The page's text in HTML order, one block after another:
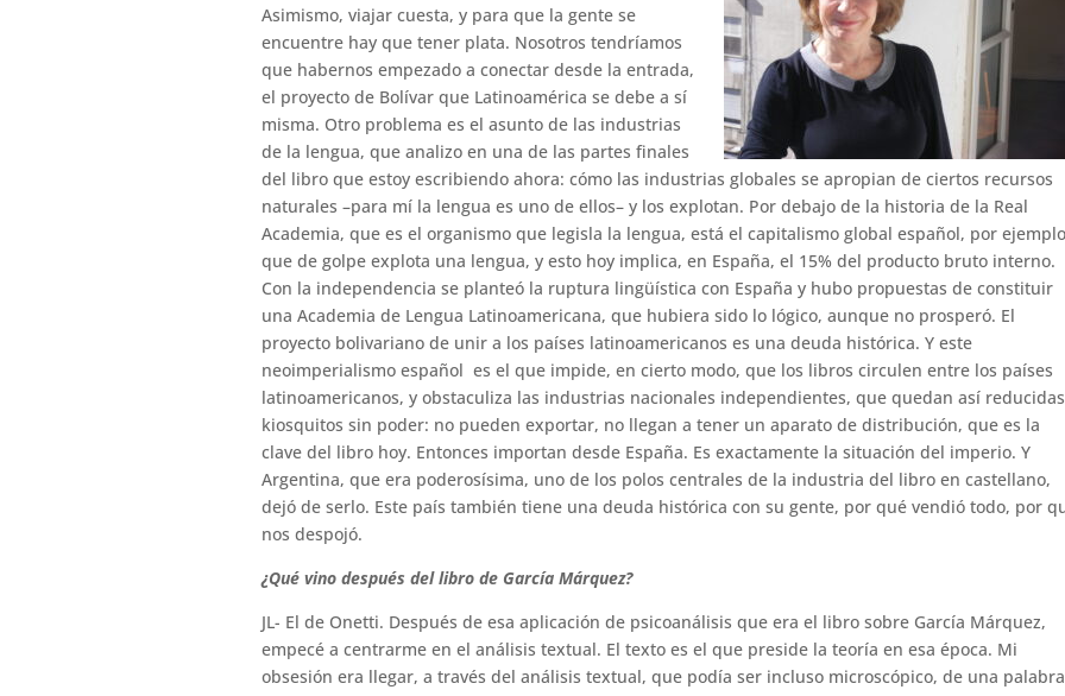
Asimismo, viajar cuesta, y para que la gente se
encuentre hay que tener plata. Nosotros tendríamos
que habernos empezado a conectar desde la entrada,
el proyecto de Bolívar que Latinoamérica se debe a sí
misma. Otro problema es el asunto de las industrias
de la lengua, que analizo en una de las partes finales
del libro que estoy escribiendo ahora: cómo las industrias globales se apropian de ciertos recursos
naturales –para mí la lengua es uno de ellos– y los explotan. Por debajo de la historia de la Real
Academia, que es el organismo que legisla la lengua, está el capitalismo global español, por
que de golpe explota una lengua, y esto hoy implica, en España, el 15% del producto bruto interno.
Con la independencia se planteó la ruptura lingüística con España y hubo propuestas de constituir
una Academia de Lengua Latinoamericana, que hubiera sido lo lógico, aunque no prosperó. El
proyecto bolivariano de unir a los países latinoamericanos es una deuda histórica. Y este
neoimperialismo español es el que impide, en cierto modo, que los libros circulen entre los países
latinoamericanos, y obstaculiza las industrias nacionales independientes, que quedan así
kiosquitos sin poder: no pueden exportar, no llegan a tener un aparato de distribución, que es la
clave del libro hoy. Entonces importan desde España. Es exactamente la situación del imperio. Y
Argentina, que era poderosísima, uno de los polos centrales de la industria del libro en castellano,
dejó de serlo. Este país también tiene una deuda histórica con su gente, por qué vendió todo, por
nos despojó.
¿Qué vino después del libro de García Márquez?
JL- El de Onetti. Después de esa aplicación de psicoanálisis que era el libro sobre García Márquez,
empecé a centrarme en el análisis textual. El texto es el que preside la teoría en esa época. Mi
obsesión era llegar, a través del análisis textual, que podía ser incluso microscópico, de una